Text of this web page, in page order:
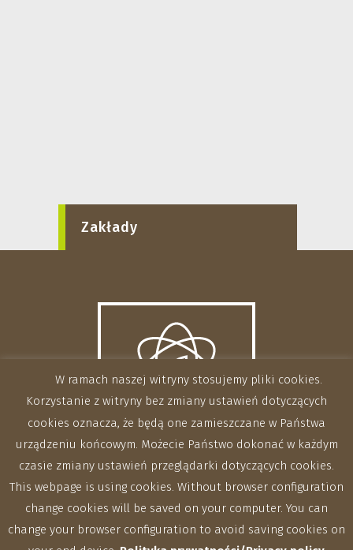
Zakłady
W ramach naszej witryny stosujemy pliki cookies.
Korzystanie z witryny bez zmiany ustawień dotyczących
cookies oznacza, że będą one zamieszczane w Państwa
urządzeniu końcowym. Możecie Państwo dokonać w każdym
czasie zmiany ustawień przeglądarki dotyczących cookies.
This webpage is using cookies. Without browser configuration
change cookies will be saved on your computer. You can
change your browser configuration to avoid saving cookies on